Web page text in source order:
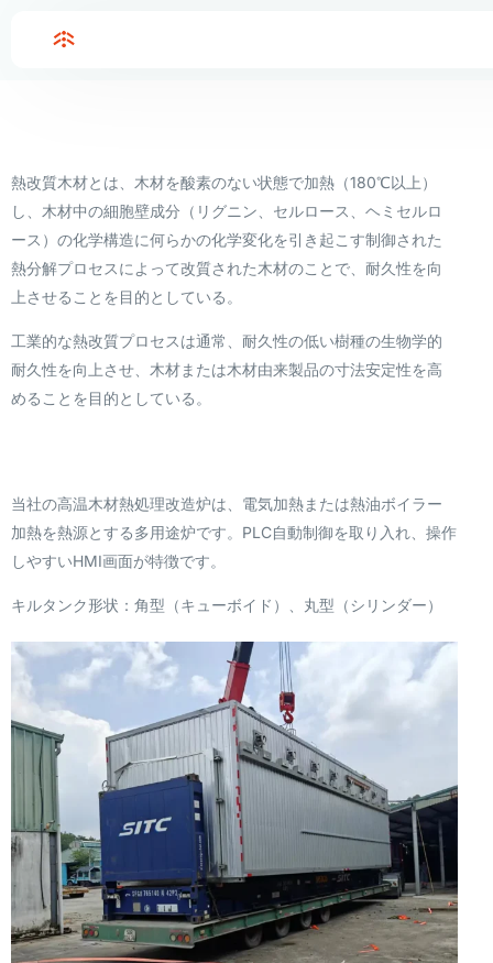
熱改質木材とは、木材を酸素のない状態で加熱（180℃以上）
し、木材中の細胞壁成分（リグニン、セルロース、ヘミセルロ
ース）の化学構造に何らかの化学変化を引き起こす制御された
熱分解プロセスによって改質された木材のことで、耐久性を向
上させることを目的としている。
工業的な熱改質プロセスは通常、耐久性の低い樹種の生物学的
耐久性を向上させ、木材または木材由来製品の寸法安定性を高
めることを目的としている。
当社の高温木材熱処理改造炉は、電気加熱または熱油ボイラー
加熱を熱源とする多用途炉です。PLC自動制御を取り入れ、操作
しやすいHMI画面が特徴です。
キルタンク形状：角型（キューボイド）、丸型（シリンダー）